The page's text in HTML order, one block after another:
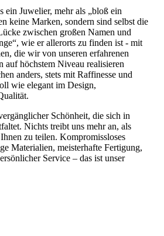
ein Juwelier, mehr als „bloß ein
keine Marken, sondern sind selbst die
zwischen großen Namen und
wie er allerorts zu finden ist - mit
die wir von unseren erfahrenen
auf höchstem Niveau realisieren
anders, stets mit Raffinesse und
wie elegant im Design,
Schönheit, die sich in
Nichts treibt uns mehr an, als
zu teilen. Kompromissloses
Materialien, meisterhafte Fertigung,
Service – das ist unser